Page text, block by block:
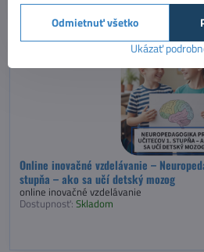
Online inovačné vzdelávanie –
stupňa – ako sa učí detský mozog
online inovačné vzdelávanie
Dostupnosť: Skladom
Ukázať
Odmietnuť všetko